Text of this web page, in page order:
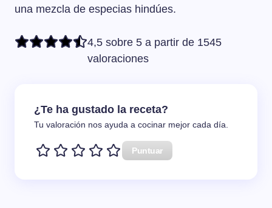
una mezcla de especias hindúes.
4,5 sobre 5 a partir de 1545
valoraciones
¿Te ha gustado la receta?
Tu valoración nos ayuda a cocinar mejor cada día.
Puntuar